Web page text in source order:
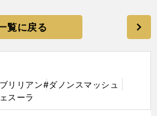
覧に戻る
リリアン#ダノンスマッシュ
スーラ